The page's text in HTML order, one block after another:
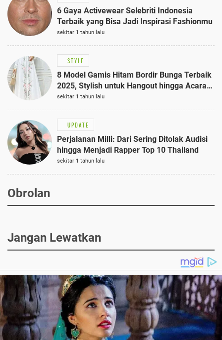
6 Gaya Activewear Selebriti Indonesia
Terbaik yang Bisa Jadi Inspirasi Fashionmu
sekitar 1 tahun lalu
STYLE
8 Model Gamis Hitam Bordir Bunga Terbaik
2025, Stylish untuk Hangout hingga Acara
Semi-Formal
sekitar 1 tahun lalu
UPDATE
Perjalanan Milli: Dari Sering Ditolak Audisi
hingga Menjadi Rapper Top 10 Thailand
sekitar 1 tahun lalu
Obrolan
Jangan Lewatkan